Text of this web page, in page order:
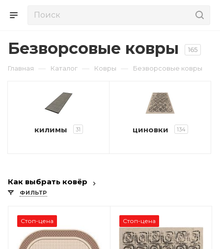
Безворсовые ковры 165
Главная — Каталог — Ковры — Безворсовые ковры
килимы 31 циновки 134
Как выбрать ковёр
ФИЛЬТР
Стоп-цена Стоп-цена